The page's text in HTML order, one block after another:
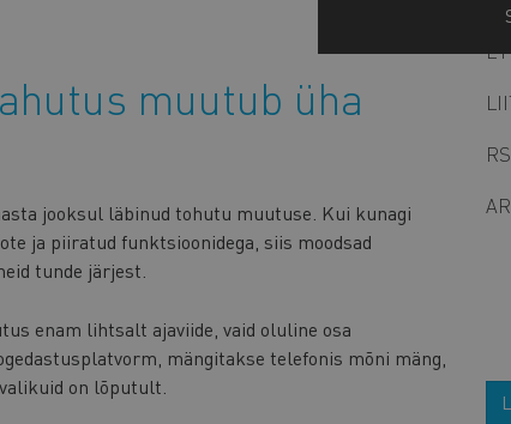
muutub üha
jooksul läbinud tohutu muutuse. Kui kunagi
ja piiratud funktsioonidega, siis moodsad
tunde järjest.
enam lihtsalt ajaviide, vaid oluline osa
mängitakse telefonis mõni mäng,
on lõputult.